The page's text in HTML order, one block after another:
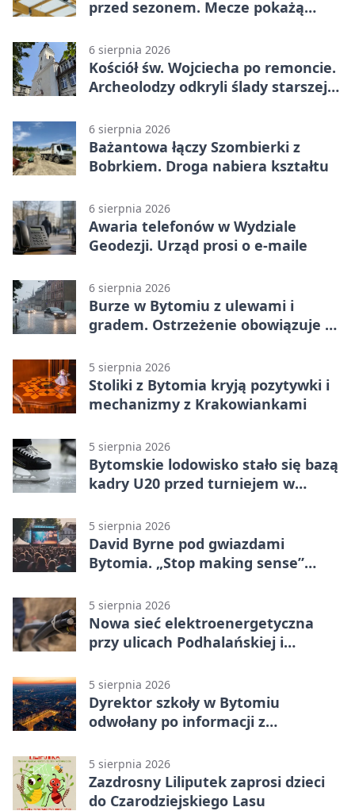
przed sezonem. Mecze pokażą
6 sierpnia 2026
Kościół św. Wojciecha po remoncie.
Archeolodzy odkryli ślady starszej
6 sierpnia 2026
Bażantowa łączy Szombierki z
Bobrkiem. Droga nabiera kształtu
6 sierpnia 2026
Awaria telefonów w Wydziale
Geodezji. Urząd prosi o e-maile
6 sierpnia 2026
Burze w Bytomiu z ulewami i
gradem. Ostrzeżenie obowiązuje do
5 sierpnia 2026
Stoliki z Bytomia kryją pozytywki i
mechanizmy z Krakowiankami
5 sierpnia 2026
Bytomskie lodowisko stało się bazą
kadry U20 przed turniejem w
5 sierpnia 2026
David Byrne pod gwiazdami
Bytomia. „Stop making sense”
5 sierpnia 2026
Nowa sieć elektroenergetyczna
przy ulicach Podhalańskiej i
5 sierpnia 2026
Dyrektor szkoły w Bytomiu
odwołany po informacji z
5 sierpnia 2026
Zazdrosny Liliputek zaprosi dzieci
do Czarodziejskiego Lasu